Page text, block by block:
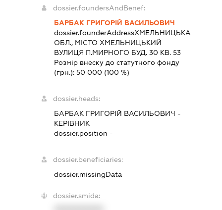
dossier.foundersAndBenef:
БАРБАК ГРИГОРІЙ ВАСИЛЬОВИЧ
dossier.founderAddressХМЕЛЬНИЦЬКА
ОБЛ., МІСТО ХМЕЛЬНИЦЬКИЙ
ВУЛИЦЯ П.МИРНОГО БУД. 30 КВ. 53
Розмір внеску до статутного фонду
(грн.):50 000 (100 %)
dossier.heads:
БАРБАК ГРИГОРІЙ ВАСИЛЬОВИЧ -
КЕРІВНИК
dossier.position -
dossier.beneficiaries:
dossier.missingData
dossier.smida: